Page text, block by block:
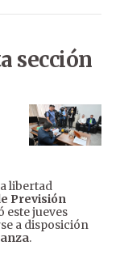
sección
libertad
Previsión
este jueves
a disposición
.